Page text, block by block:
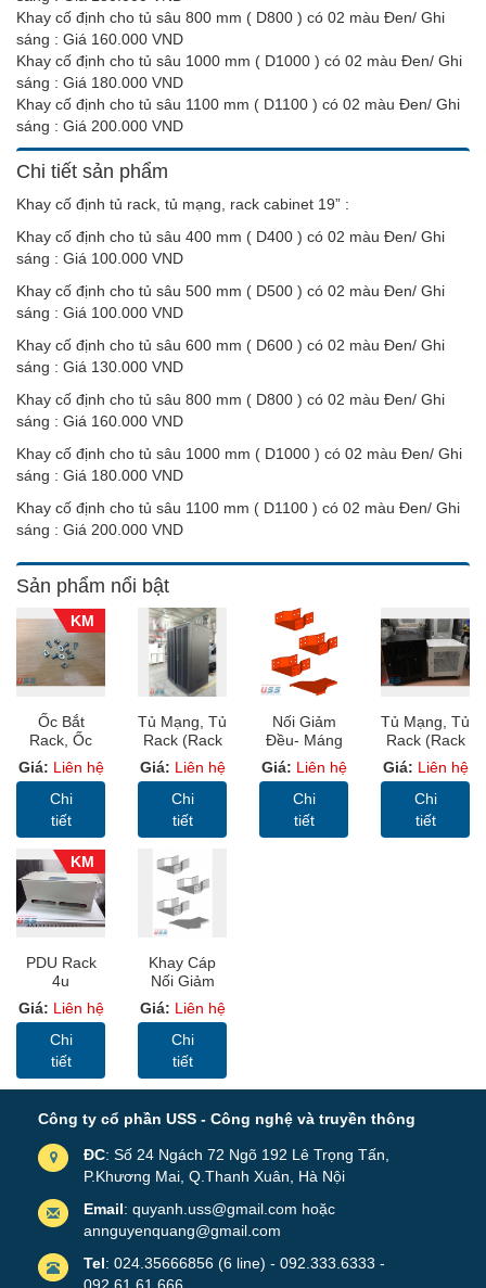
Khay cố định cho tủ sâu 800 mm ( D800 ) có 02 màu Đen/ Ghi
sáng : Giá 160.000 VND
Khay cố định cho tủ sâu 1000 mm ( D1000 ) có 02 màu Đen/ Ghi
sáng : Giá 180.000 VND
Khay cố định cho tủ sâu 1100 mm ( D1100 ) có 02 màu Đen/ Ghi
sáng : Giá 200.000 VND
Chi tiết sản phẩm
Khay cố định tủ rack, tủ mạng, rack cabinet 19” :
Khay cố định cho tủ sâu 400 mm ( D400 ) có 02 màu Đen/ Ghi
sáng : Giá 100.000 VND
Khay cố định cho tủ sâu 500 mm ( D500 ) có 02 màu Đen/ Ghi
sáng : Giá 100.000 VND
Khay cố định cho tủ sâu 600 mm ( D600 ) có 02 màu Đen/ Ghi
sáng : Giá 130.000 VND
Khay cố định cho tủ sâu 800 mm ( D800 ) có 02 màu Đen/ Ghi
sáng : Giá 160.000 VND
Khay cố định cho tủ sâu 1000 mm ( D1000 ) có 02 màu Đen/ Ghi
sáng : Giá 180.000 VND
Khay cố định cho tủ sâu 1100 mm ( D1100 ) có 02 màu Đen/ Ghi
sáng : Giá 200.000 VND
Sản phẩm nổi bật
KM
Ốc Bắt
Rack, Ốc
Rack, Ốc
Cài Rack
Giá: Liên hệ
Chi
tiết
Tủ Mạng, Tủ
Rack (Rack
Cabinet 19”)
USS RACK
42U D1000
Sâu
Cửa Lưới
Giá: Liên hệ
Chi
tiết
Nối Giảm
Đều- Máng
Sơn Tĩnh
Điện, Cable
Trunking
(MC)
Giá: Liên hệ
Chi
tiết
Tủ Mạng, Tủ
Rack (Rack
Cabinet 19”)
10U D400
Cửa MICA
Giá: Liên hệ
Chi
tiết
KM
PDU Rack
4u
Giá: Liên hệ
Chi
tiết
Khay Cáp
Nối Giảm
Đều, Khay
Cáp Sơn
Tĩnh Điện (
Cable Tray)
Giá: Liên hệ
Chi
tiết
Công ty cổ phần USS - Công nghệ và truyền thông
ĐC: Số 24 Ngách 72 Ngõ 192 Lê Trọng Tấn,
P.Khương Mai, Q.Thanh Xuân, Hà Nội
Email: quyanh.uss@gmail.com hoặc
annguyenquang@gmail.com
Tel: 024.35666856 (6 line) - 092.333.6333 -